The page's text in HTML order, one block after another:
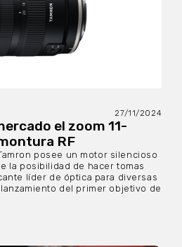
27/11/2024
el zoom 11-
RF
posee un motor silencioso
la posibilidad de hacer tomas
líder de óptica para diversas
del primer objetivo de